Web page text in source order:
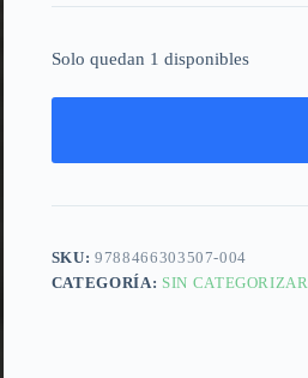
Solo quedan 1 disponibles
SKU:9788466303507-004
CATEGORÍA: SIN CATEGORIZAR